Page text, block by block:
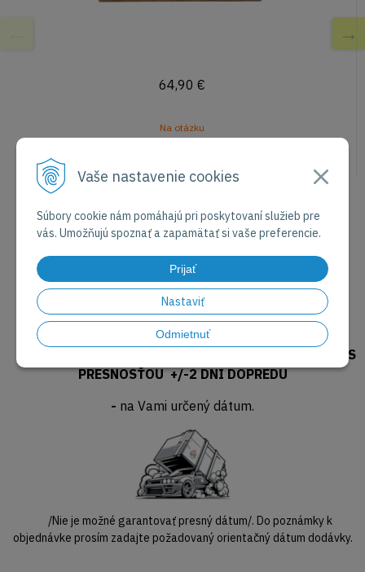
Vaše nastavenie cookies
Súbory cookie nám pomáhajú pri poskytovaní služieb pre
vás. Umožňujú spoznať a zapamätať si vaše preferencie.
Prijať
Nastaviť
Odmietnuť
64,90 €
Na otázku
Prejsďż˝ na
Prejsďż˝ na
Prejsďż˝ na
Prejsďż˝ na
Prejsďż˝ na
PÁR INFORMÁCIÍ NAVYŠE
DODÁVKU GRILOV NA PALETE JE MOŽNÉ NAČASOVAŤ S
PRESNOSŤOU +/-2 DNI DOPREDU
- na Vami určený dátum.
/Nie je možné garantovať presný dátum/. Do poznámky k
objednávke prosím zadajte požadovaný orientačný dátum dodávky.